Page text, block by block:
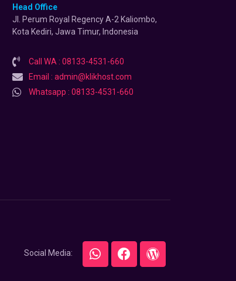
Head Office
Jl. Perum Royal Regency A-2 Kaliombo,
Kota Kediri, Jawa Timur, Indonesia
Call WA : 08133-4531-660
Email : admin@klikhost.com
Whatsapp : 08133-4531-660
Social Media: